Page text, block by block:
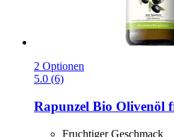
2 Optionen
5.0 (6)
Rapunzel Bio Olivenöl
Fruchtiger Geschmack